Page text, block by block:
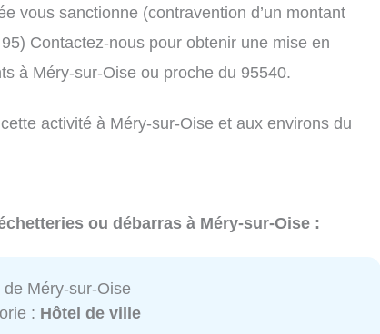
vous sanctionne (contravention d’un montant
Contactez-nous pour obtenir une mise en
à Méry-sur-Oise ou proche du 95540.
activité à Méry-sur-Oise et aux environs du
ou débarras à Méry-sur-Oise :
de Méry-sur-Oise
: Hôtel de ville